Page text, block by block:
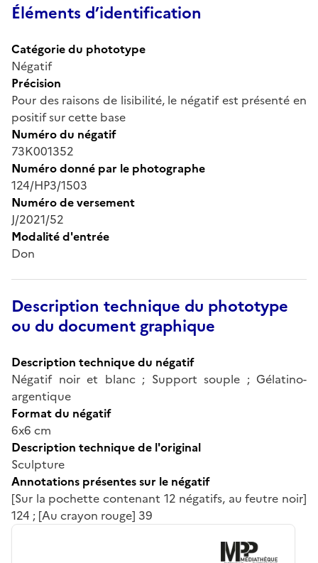
Éléments d’identification
Catégorie du phototype
Négatif
Précision
Pour des raisons de lisibilité, le négatif est présenté en
positif sur cette base
Numéro du négatif
73K001352
Numéro donné par le photographe
124/HP3/1503
Numéro de versement
J/2021/52
Modalité d'entrée
Don
Description technique du phototype
ou du document graphique
Description technique du négatif
Négatif noir et blanc ; Support souple ; Gélatino-
argentique
Format du négatif
6x6 cm
Description technique de l'original
Sculpture
Annotations présentes sur le négatif
[Sur la pochette contenant 12 négatifs, au feutre noir]
124 ; [Au crayon rouge] 39